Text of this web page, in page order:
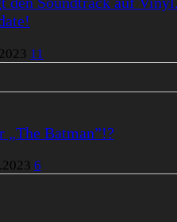
11
„The Batman”!?
6